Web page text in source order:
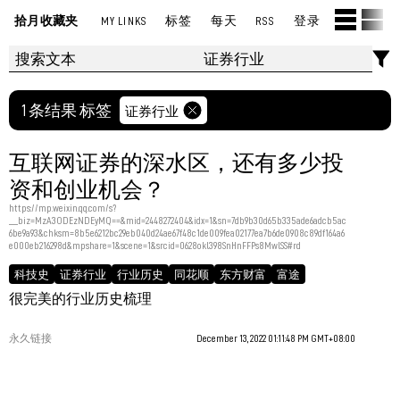
拾月收藏夹 MY LINKS 标签 每天 RSS 登录
1 条结果 标签 证券行业
互联网证券的深水区，还有多少投
资和创业机会？
https://mp.weixin.qq.com/s?
__biz=MzA3ODEzNDEyMQ==&mid=2448272404&idx=1&sn=7db9b30d65b335ade6adcb5ac
6be9a93&chksm=8b5e6212bc29eb040d24ae67f48c1de009fea02177ea7b6de0908c89df164a6
e000eb216298d&mpshare=1&scene=1&srcid=0628okl398SnHnFFPs8MwlSS#rd
科技史 证券行业 行业历史 同花顺 东方财富 富途
很完美的行业历史梳理
永久链接 December 13, 2022 01:11:48 PM GMT+08:00